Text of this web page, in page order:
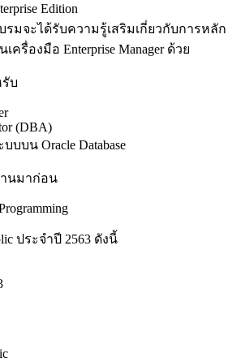
Edition
รมจะได้รับความรู้เสริมเกี่ยวกับการหลัก
เครื่องมือ Enterprise Manager ด้วย
บ
(DBA)
บน Oracle Database
นมาก่อน
ประจำปี 2563 ดังนี้